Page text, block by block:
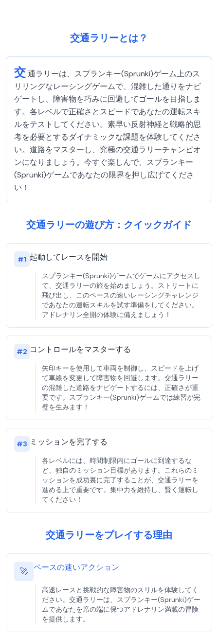
交通ラリーとは？
交通ラリーは、スプランキー(Sprunki)ゲーム上のス
リリングなレーシングゲームで、混雑した通りをナビ
ゲートし、障害物を巧みに回避してゴールを目指しま
す。各レベルで正確さとスピードであなたの運転スキ
ルをテストしてください。素早い反射神経と戦略的思
考を必要とするダイナミックな課題を体験してくださ
い。道路をマスターし、究極の交通ラリーチャンピオ
ンになりましょう。今すぐ楽しんで、スプランキー
(Sprunki)ゲームであなたの限界を押し広げてくださ
い！
交通ラリーの遊び方：クイックガイド
#1 起動してレースを開始
スプランキー(Sprunki)ゲームでゲームにアクセスし
て、交通ラリーの旅を始めましょう。ストリートに
飛び出し、このペースの速いレーシングチャレンジ
であなたの運転スキルを試す準備をしてください。
アドレナリン全開の体験に備えましょう！
#2 コントロールをマスターする
矢印キーを使用して車両を制御し、スピードを上げ
て車線を変更して障害物を回避します。交通ラリー
の混雑した道路をナビゲートするには、正確さが重
要です。スプランキー(Sprunki)ゲームでは練習が完
璧を生みます！
#3 ミッションを完了する
各レベルには、時間制限内にゴールに到達するな
ど、独自のミッション目標があります。これらのミ
ッションを成功裏に完了することが、交通ラリーを
進める上で重要です。集中力を維持し、賢く運転し
てください！
交通ラリーをプレイする理由
🚀 ペースの速いアクション
高速レースと挑戦的な障害物のスリルを体験してく
ださい。交通ラリーは、スプランキー(Sprunki)ゲー
ムであなたを席の端に保つアドレナリン満載の冒険
を提供します。